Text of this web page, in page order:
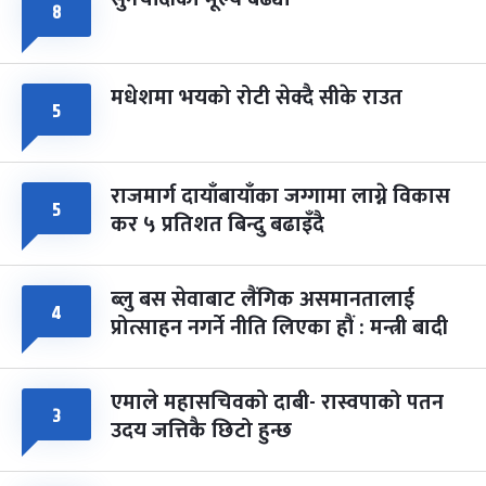
८
५ मधेशमा भयको रोटी सेक्दै सीके राउत
५ राजमार्ग दायाँबायाँका जग्गामा लाग्ने विकास
कर ५ प्रतिशत बिन्दु बढाइँदै
४ ब्लु बस सेवाबाट लैंगिक असमानतालाई
प्रोत्साहन नगर्ने नीति लिएका हौं : मन्त्री बादी
३ एमाले महासचिवको दाबी- रास्वपाको पतन
उदय जत्तिकै छिटो हुन्छ